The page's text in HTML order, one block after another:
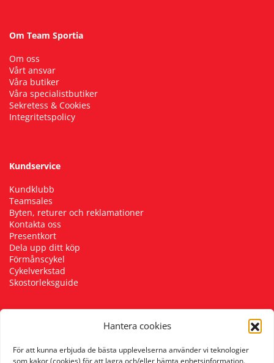
Hantera cookies
För att kunna erbjuda de bästa upplevelserna använder vi teknologier
som kakor (cookies) för att lagra och/eller hämta enhetsinformation.
Om Team Sportia
Om oss
Vårt ansvar
Våra butiker
Våra specialistbutiker
Sekretess & Cookies
Integritetspolicy
Kundservice
Kundklubb
Teamsales
Byten, returer och reklamationer
Kontakta oss
Presentkort
Dela upp ditt köp
Förmånscykel
Cykelverkstad
Skostorleksguide